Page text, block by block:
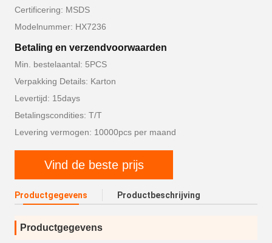
Certificering: MSDS
Modelnummer: HX7236
Betaling en verzendvoorwaarden
Min. bestelaantal: 5PCS
Verpakking Details: Karton
Levertijd: 15days
Betalingscondities: T/T
Levering vermogen: 10000pcs per maand
Vind de beste prijs
Productgegevens Productbeschrijving
Productgegevens